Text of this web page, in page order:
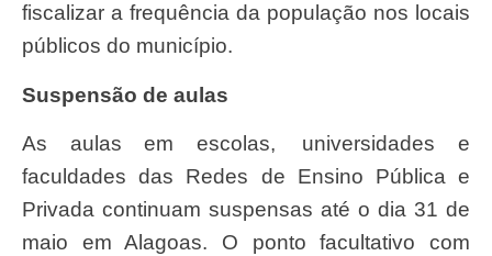
fiscalizar a frequência da população nos locais
públicos do município.
Suspensão de aulas
As aulas em escolas, universidades e
faculdades das Redes de Ensino Pública e
Privada continuam suspensas até o dia 31 de
maio em Alagoas. O ponto facultativo com